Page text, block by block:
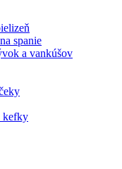
spanie
a vankúšov
kefky